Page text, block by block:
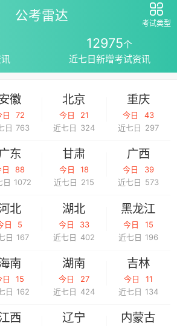
公考雷达
考试类型
12975个
近七日新增考试资讯
徽
日
72
日 763
北京
今日
21
近七日 324
重庆
今日
43
近七日 297
东
88
日 1072
甘肃
今日
18
近七日 215
广西
今日
39
近七日 573
北
日
5
日 167
湖北
今日
33
近七日 402
黑龙江
今日
15
近七日 196
南
日
15
日 162
湖南
今日
27
近七日 424
吉林
今日
11
近七日 134
西 辽宁 内蒙古